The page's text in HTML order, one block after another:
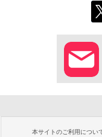
本サイトのご利用につい